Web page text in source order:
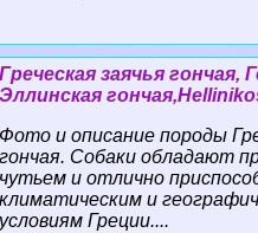
Греческая заячья гончая,
Эллинская
Фото и описание породы
гончая. Собаки обладают
чутьем и отлично
климатическим и
условиям Греции....